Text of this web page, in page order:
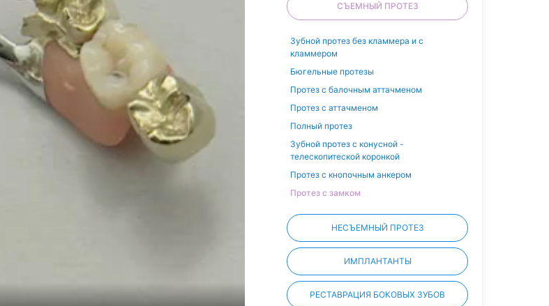
СЪЕМНЫЙ ПРОТЕЗ
Зубной протез без кламмера и с
кламмером
Бюгельные протезы
Протез с балочным аттачменом
Протез с аттачменом
Полный протез
Зубной протез с конусной -
телескопитеской коронкой
Протез с кнопочным анкером
Протез с замком
НЕСЪЕМНЫЙ ПРОТЕЗ
ИМПЛАНТАНТЫ
РЕСТАВРАЦИЯ БОКОВЫХ ЗУБОВ